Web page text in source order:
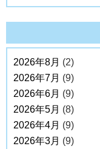
2026年8月 (2)
2026年7月 (9)
2026年6月 (9)
2026年5月 (8)
2026年4月 (9)
2026年3月 (9)